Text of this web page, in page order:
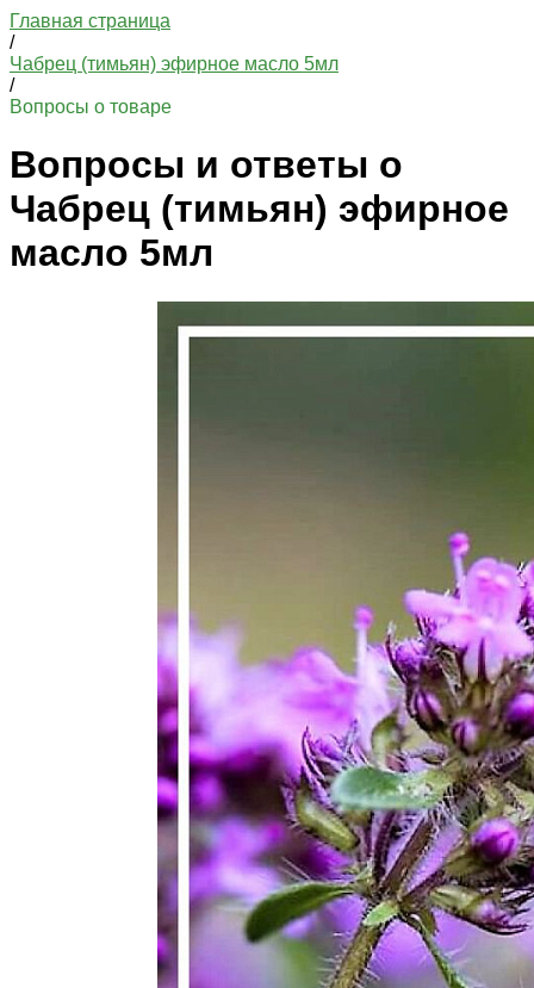
Главная страница
/
Чабрец (тимьян) эфирное масло 5мл
/
Вопросы о товаре
Вопросы и ответы о
Чабрец (тимьян) эфирное
масло 5мл